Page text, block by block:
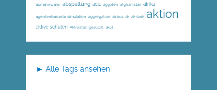
abmahnwahn abspaltung acta ägypten afghanistan afrika
agentenbasierte simulation aggregation airbus ak ak-loek aktion
aktive schulen Aktivisten gesucht akut
► Alle Tags ansehen